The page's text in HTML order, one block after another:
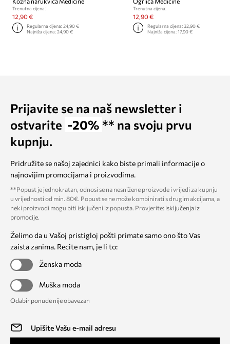
Trenutna cijena:
12,90 €
Regularna cijena:24,90 €
Najniža cijena:24,90 €
Trenutna cijena:
12,90 €
Regularna cijena: 32,90 €
Najniža cijena: 17,90 €
Prijavite se na naš newsletter i
ostvarite -20% ** na svoju prvu
kupnju.
Pridružite se našoj zajednici kako biste primali informacije o
najnovijim promocijama i proizvodima.
**Popust je jednokratan, odnosi se na nesnižene proizvode i vrijedi za kupnju
u vrijednosti od min. 80€. Popust se ne može kombinirati s drugim akcijama, a
neki proizvodi mogu biti isključeni iz popusta. Provjerite: isključenja iz
promocije.
Želimo da u Vašoj pristigloj pošti primate samo ono što Vas
zaista zanima. Recite nam, je li to:
Ženska moda
Muška moda
Odabir ponude nije obavezan